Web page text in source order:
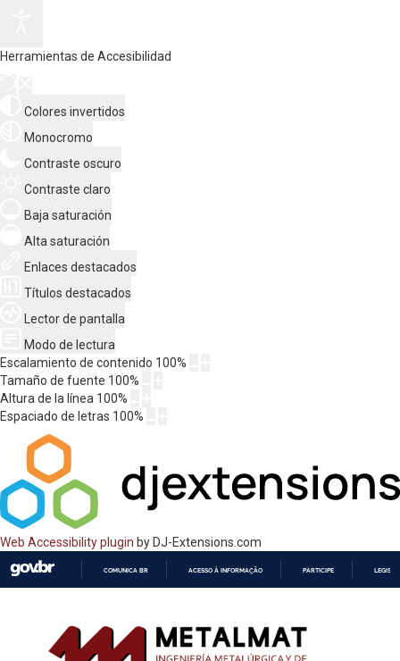
Herramientas de Accesibilidad
Colores invertidos
Monocromo
Contraste oscuro
Contraste claro
Baja saturación
Alta saturación
Enlaces destacados
Títulos destacados
Lector de pantalla
Modo de lectura
Escalamiento de contenido 100%
Tamaño de fuente 100%
Altura de la línea 100%
Espaciado de letras 100%
Web Accessibility plugin by DJ-Extensions.com
CONTEÚDO
COMUNICA BR ACESSO À INFORMAÇÃO PARTICIPE